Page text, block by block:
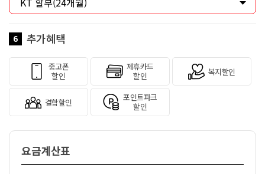
6 추가혜택
중고폰
할인
제휴카드
할인
복지할인
결합할인
포인트파크
할인
요금계산표